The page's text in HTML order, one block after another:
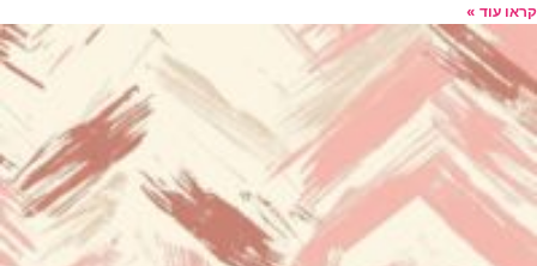
קראו עוד »